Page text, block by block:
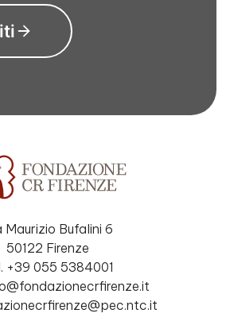
Maurizio Bufalini 6
50122 Firenze
+39 055 5384001